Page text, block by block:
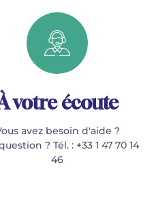
votre écoute
avez besoin d'aide ?
? Tél. : +33 1 47 70 14
46